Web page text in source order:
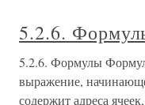
5.2.6.
5.2.6. Формулы
выражение,
содержит адреса